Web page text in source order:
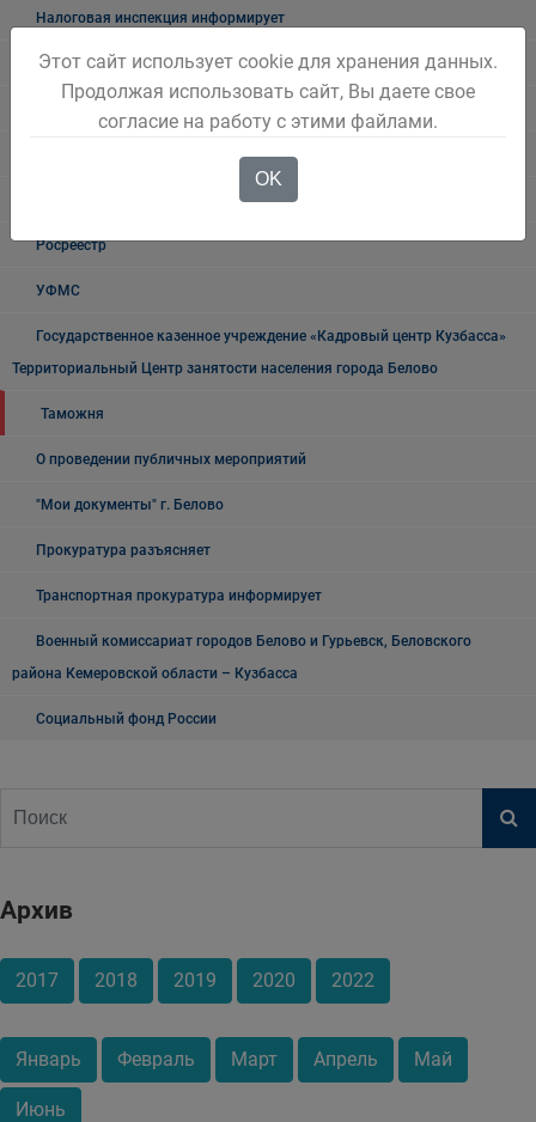
Налоговая инспекция информирует
Прокуратура информирует
Росреестр
УФМС
Государственное казенное учреждение «Кадровый центр Кузбасса»
Территориальный Центр занятости населения города Белово
Таможня
О проведении публичных мероприятий
"Мои документы" г. Белово
Прокуратура разъясняет
Транспортная прокуратура информирует
Военный комиссариат городов Белово и Гурьевск, Беловского
района Кемеровской области – Кузбасса
Социальный фонд России
Архив
2017 2018 2019 2020 2022
Январь Февраль Март Апрель Май
Июнь
Этот сайт использует cookie для хранения данных.
Продолжая использовать сайт, Вы даете свое
согласие на работу с этими файлами.
OK